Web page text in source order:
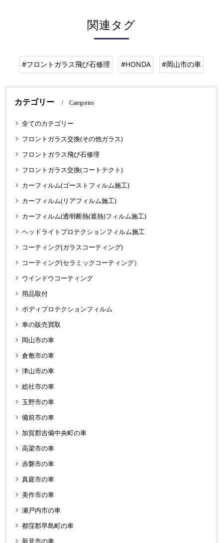
関連タグ
#フロントガラス飛び石修理 #HONDA #岡山市の車
カテゴリー Categories
全てのカテゴリー
フロントガラス交換(その他ガラス)
フロントガラス飛び石修理
フロントガラス交換(コートテクト)
カーフィルム(ゴーストフィルム施工)
カーフィルム(リアフィルム施工)
カーフィルム(透明断熱(遮熱)フィルム施工)
ヘッドライトプロテクションフィルム施工
コーティング(ガラスコーティング)
コーティング(セラミックコーティング）
ウインドウコーティング
用品取付
ボディプロテクションフィルム
車の販売買取
岡山市の車
倉敷市の車
津山市の車
総社市の車
玉野市の車
備前市の車
加賀郡吉備中央町の車
高梁市の車
赤磐市の車
真庭市の車
美作市の車
瀬戸内市の車
都窪郡早島町の車
新見市の車